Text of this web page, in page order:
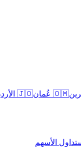
🇴🇲 عُمان 🇯🇴 الأردن
تداول الأسهم